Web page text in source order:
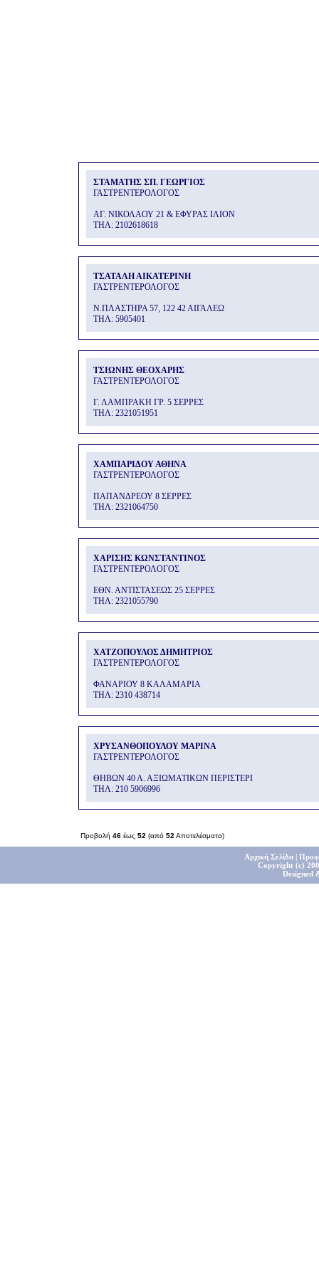
ΣΤΑΜΑΤΗΣ ΣΠ. ΓΕΩΡΓΙΟΣ
ΓΑΣΤΡΕΝΤΕΡΟΛΟΓΟΣ
ΑΓ. ΝΙΚΟΛΑΟΥ 21 & ΕΦΥΡΑΣ ΙΛΙΟΝ
THΛ: 2102618618
ΤΣΑΤΑΛΗ ΑΙΚΑΤΕΡΙΝΗ
ΓΑΣΤΡΕΝΤΕΡΟΛΟΓΟΣ
Ν.ΠΛΑΣΤΗΡΑ 57, 122 42 ΑΙΓΑΛΕΩ
THΛ: 5905401
ΤΣΙΩΝΗΣ ΘΕΟΧΑΡΗΣ
ΓΑΣΤΡΕΝΤΕΡΟΛΟΓΟΣ
Γ. ΛΑΜΠΡΑΚΗ ΓΡ. 5 ΣΕΡΡΕΣ
THΛ: 2321051951
ΧΑΜΠΑΡΙΔΟΥ ΑΘΗΝΑ
ΓΑΣΤΡΕΝΤΕΡΟΛΟΓΟΣ
ΠΑΠΑΝΔΡΕΟΥ 8 ΣΕΡΡΕΣ
THΛ: 2321064750
ΧΑΡΙΣΗΣ ΚΩΝΣΤΑΝΤΙΝΟΣ
ΓΑΣΤΡΕΝΤΕΡΟΛΟΓΟΣ
ΕΘΝ. ΑΝΤΙΣΤΑΣΕΩΣ 25 ΣΕΡΡΕΣ
THΛ: 2321055790
ΧΑΤΖΟΠΟΥΛΟΣ ΔΗΜΗΤΡΙΟΣ
ΓΑΣΤΡΕΝΤΕΡΟΛΟΓΟΣ
ΦΑΝΑΡΙΟΥ 8 ΚΑΛΑΜΑΡΙΑ
THΛ: 2310 438714
ΧΡΥΣΑΝΘΟΠΟΥΛΟΥ ΜΑΡΙΝΑ
ΓΑΣΤΡΕΝΤΕΡΟΛΟΓΟΣ
ΘΗΒΩΝ 40 Λ. ΑΞΙΩΜΑΤΙΚΩΝ ΠΕΡΙΣΤΕΡΙ
THΛ: 210 5906996
Προβολή 46 έως 52 (από 52 Αποτελέσματα)
Αρχική Σελίδα|
Copyright (c)
Designed